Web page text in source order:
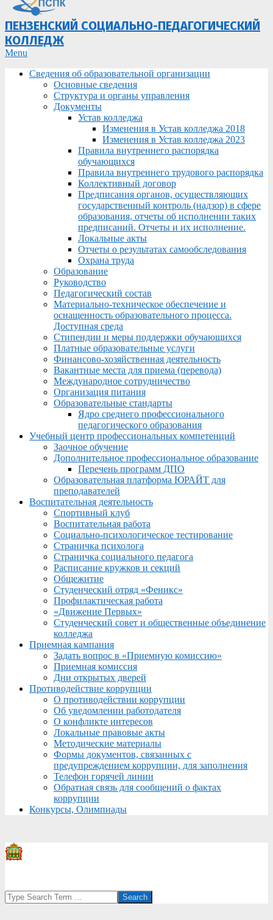
ПЕНЗЕНСКИЙ СОЦИАЛЬНО-ПЕДАГОГИЧЕСКИЙ
КОЛЛЕДЖ
Primary
Menu
Menu
Сведения об образовательной организации
Основные сведения
Структура и органы управления
Документы
Устав колледжа
Изменения в Устав колледжа 2018
Изменения в Устав колледжа 2023
Правила внутреннего распорядка
обучающихся
Правила внутреннего трудового распорядка
Коллективный договор
Предписания органов, осуществляющих
государственный контроль (надзор) в сфере
образования, отчеты об исполнении таких
предписаний. Отчеты и их исполнение.
Локальные акты
Отчеты о результатах самообследования
Охрана труда
Образование
Руководство
Педагогический состав
Материально-техническое обеспечение и
оснащенность образовательного процесса.
Доступная среда
Стипендии и меры поддержки обучающихся
Платные образовательные услуги
Финансово-хозяйственная деятельность
Вакантные места для приема (перевода)
Международное сотрудничество
Организация питания
Образовательные стандарты
Ядро среднего профессионального
педагогического образования
Учебный центр профессиональных компетенций
Заочное обучение
Дополнительное профессиональное образование
Перечень программ ДПО
Образовательная платформа ЮРАЙТ для
преподавателей
Воспитательная деятельность
Спортивный клуб
Воспитательная работа
Социально-психологическое тестирование
Страничка психолога
Страничка социального педагога
Расписание кружков и секций
Общежитие
Студенческий отряд «Феникс»
Профилактическая работа
«Движение Первых»
Студенческий совет и общественные объединение
колледжа
Приемная кампания
Задать вопрос в «Приемную комиссию»
Приемная комиссия
Дни открытых дверей
Противодействие коррупции
О противодействии коррупции
Об уведомлении работодателя
О конфликте интересов
Локальные правовые акты
Методические материалы
Формы документов, связанных с
предупреждением коррупции, для заполнения
Телефон горячей линии
Обратная связь для сообщений о фактах
коррупции
Конкурсы, Олимпиады
Search